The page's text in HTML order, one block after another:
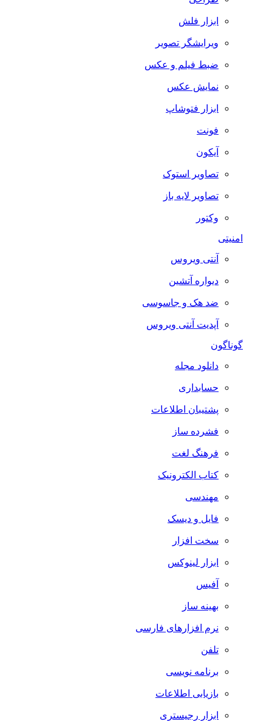
ابزار فلش
ویرایشگر تصویر
ضبط فيلم و عكس
نمایش عکس
ابزار فتوشاپ
فونت
آیکون
تصاویر استوک
تصاویر لایه باز
وکتور
امنیتی
آنتی ویروس
دیواره آتشین
ضد هک و جاسوسی
آپدیت آنتی ویروس
گوناگون
دانلود مجله
حسابداری
پشتیبان اطلاعات
فشرده ساز
فرهنگ لغت
کتاب الکترونیک
مهندسی
فایل و دیسک
سخت افزار
ابزار لینوکس
آفیس
بهینه ساز
نرم افزارهای فارسی
تلفن
برنامه نویسی
بازیابی اطلاعات
ابزار رجیستری